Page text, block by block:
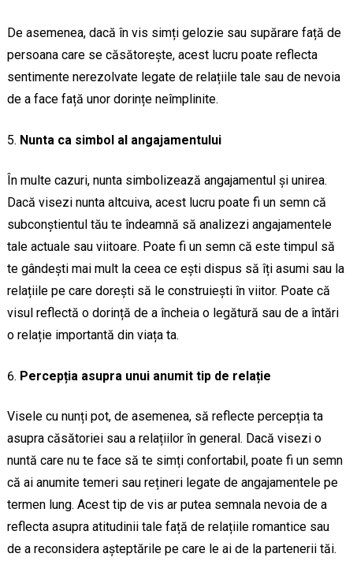
De asemenea, dacă în vis simți gelozie sau supărare față de
persoana care se căsătorește, acest lucru poate reflecta
sentimente nerezolvate legate de relațiile tale sau de nevoia
de a face față unor dorințe neîmplinite.
Nunta ca simbol al angajamentului
În multe cazuri, nunta simbolizează angajamentul și unirea.
Dacă visezi nunta altcuiva, acest lucru poate fi un semn că
subconștientul tău te îndeamnă să analizezi angajamentele
tale actuale sau viitoare. Poate fi un semn că este timpul să
te gândești mai mult la ceea ce ești dispus să îți asumi sau la
relațiile pe care dorești să le construiești în viitor. Poate că
visul reflectă o dorință de a încheia o legătură sau de a întări
o relație importantă din viața ta.
Percepția asupra unui anumit tip de relație
Visele cu nunți pot, de asemenea, să reflecte percepția ta
asupra căsătoriei sau a relațiilor în general. Dacă visezi o
nuntă care nu te face să te simți confortabil, poate fi un semn
că ai anumite temeri sau rețineri legate de angajamentele pe
termen lung. Acest tip de vis ar putea semnala nevoia de a
reflecta asupra atitudinii tale față de relațiile romantice sau
de a reconsidera așteptările pe care le ai de la partenerii tăi.